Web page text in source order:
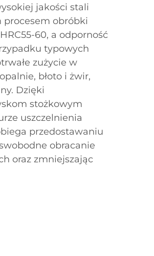
jakości stali
obróbki
60, a odporność
typowych
zużycie w
błoto i żwir,
Dzięki
stożkowym
uszczelnienia
przedostawaniu
obracanie
oraz zmniejszając